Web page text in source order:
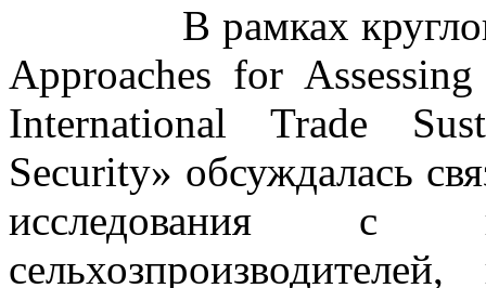
В рамках круглого
Approaches for
International Trade
Security» обсуждалась
исследования с